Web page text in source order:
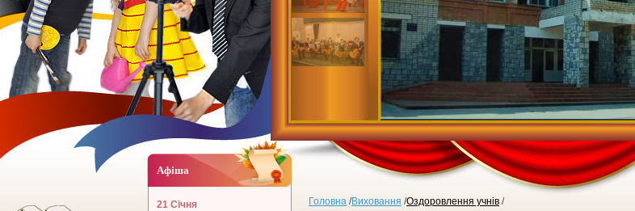
Головна /Виховання /Оздоровлення учнів /
Афіша
21 Січня